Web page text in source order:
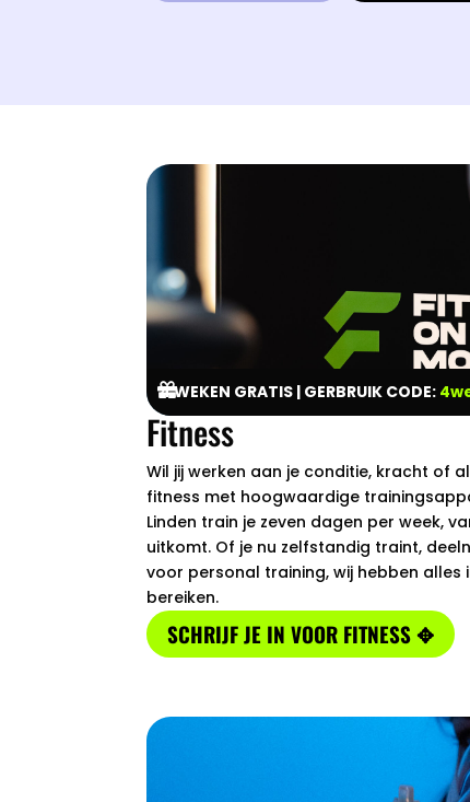
4 WEKEN GRATIS | GERBRUIK CODE:

Fitness
Wil jij werken aan je conditie, kracht of
fitness met hoogwaardige
Linden train je zeven dagen per week,
uitkomt. Of je nu zelfstandig traint,
voor personal training, wij hebben alles
bereiken.
SCHRIJF JE IN VOOR FITNESS ✥